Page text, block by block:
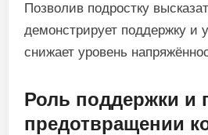
Позволив подростку
демонстрирует поддержку и
снижает уровень
Роль поддержки и
предотвращении